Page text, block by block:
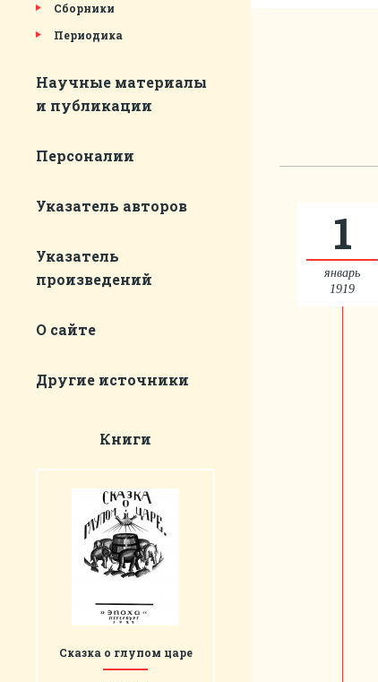
Сборники
Периодика
Научные материалы
и публикации
Персоналии
Указатель авторов
Указатель
произведений
О сайте
Другие источники
Книги
Сказка о глупом царе
1
январь
1919